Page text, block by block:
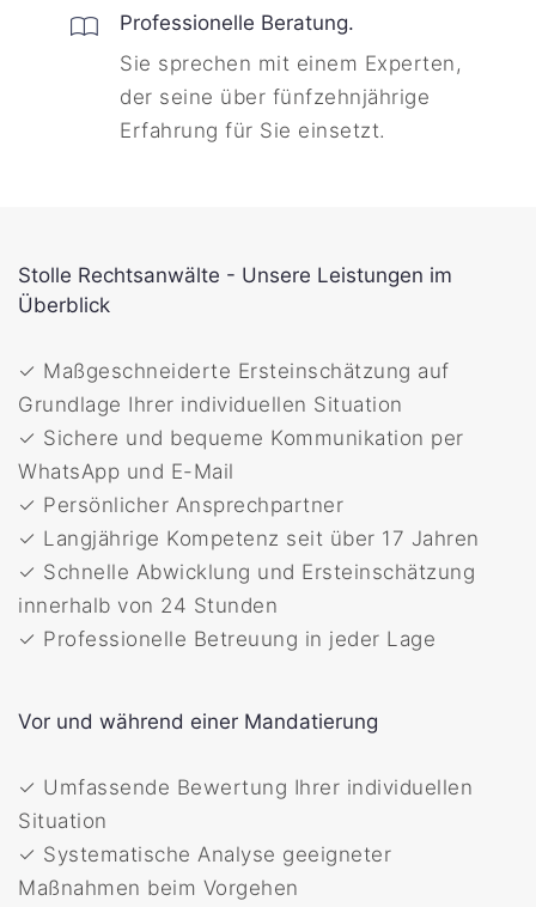
Professionelle Beratung.
Sie sprechen mit einem Experten,
der seine über fünfzehnjährige
Erfahrung für Sie einsetzt.
Stolle Rechtsanwälte - Unsere Leistungen im
Überblick
✓ Maßgeschneiderte Ersteinschätzung auf
Grundlage Ihrer individuellen Situation
✓ Sichere und bequeme Kommunikation per
WhatsApp und E-Mail
✓ Persönlicher Ansprechpartner
✓ Langjährige Kompetenz seit über 17 Jahren
✓ Schnelle Abwicklung und Ersteinschätzung
innerhalb von 24 Stunden
✓ Professionelle Betreuung in jeder Lage
Vor und während einer Mandatierung
✓ Umfassende Bewertung Ihrer individuellen
Situation
✓ Systematische Analyse geeigneter
Maßnahmen beim Vorgehen